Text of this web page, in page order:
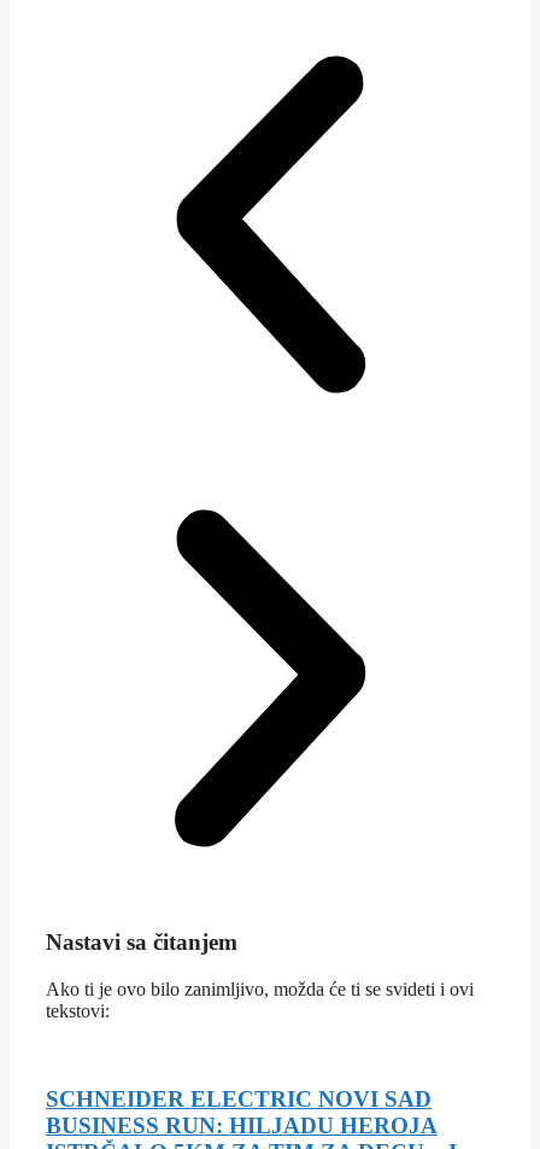
Nastavi sa čitanjem
Ako ti je ovo bilo zanimljivo, možda će ti se svideti i ovi
tekstovi:
SCHNEIDER ELECTRIC NOVI SAD
BUSINESS RUN: HILJADU HEROJA